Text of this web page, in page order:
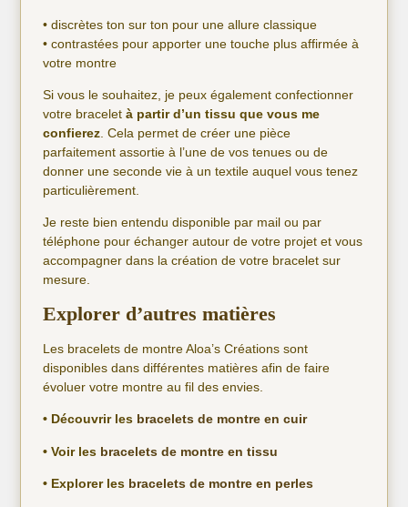
• discrètes ton sur ton pour une allure classique
• contrastées pour apporter une touche plus affirmée à
votre montre
Si vous le souhaitez, je peux également confectionner
votre braceletà partir d’un tissu que vous me
confierez . Cela permet de créer une pièce
parfaitement assortie à l’une de vos tenues ou de
donner une seconde vie à un textile auquel vous tenez
particulièrement.
Je reste bien entendu disponible par mail ou par
téléphone pour échanger autour de votre projet et vous
accompagner dans la création de votre bracelet sur
mesure.
Explorer d’autres matières
Les bracelets de montre Aloa’s Créations sont
disponibles dans différentes matières afin de faire
évoluer votre montre au fil des envies.
• Découvrir les bracelets de montre en cuir
• Voir les bracelets de montre en tissu
• Explorer les bracelets de montre en perles